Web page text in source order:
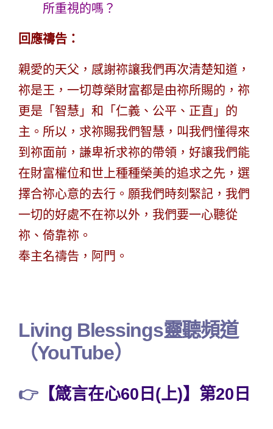
所重視的嗎？
回應禱告：
親愛的天父，感謝祢讓我們再次清楚知道，
祢是王，一切尊榮財富都是由祢所賜的，祢
更是「智慧」和「仁義、公平、正直」的
主 。所以，求祢賜我們智慧，叫我們懂得來
到祢面前，謙卑祈求祢的帶領，好讓我們能
在財富權位和世上種種榮美的追求之先，選
擇合祢心意的去行。願我們時刻緊記，我們
一切的好處不在祢以外，我們要一心聽從
祢、倚靠祢。
奉主名禱告，阿門。
Living Blessings靈聽頻道
（YouTube）
👉【箴言在心60日(上)】第20日